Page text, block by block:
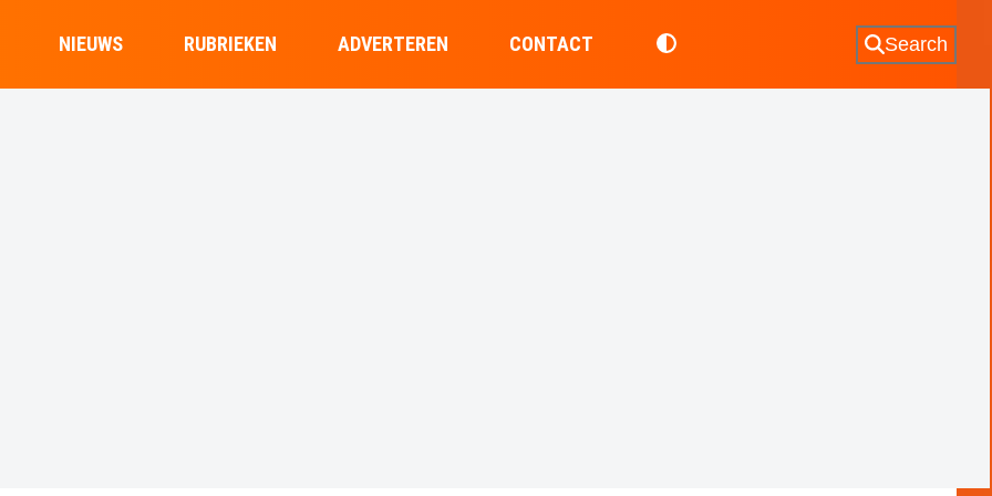
NIEUWS RUBRIEKEN ADVERTEREN CONTACT Search